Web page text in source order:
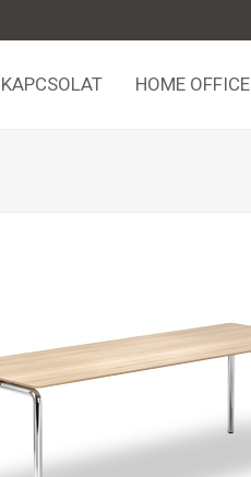
KAPCSOLAT HOME OFFICE